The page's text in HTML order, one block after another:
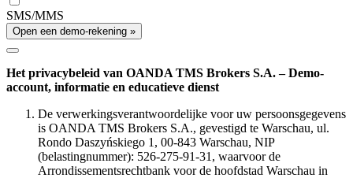
SMS/MMS
Open een demo-rekening »
Het privacybeleid van OANDA TMS Brokers S.A. – Demo-
account, informatie en educatieve dienst
De verwerkingsverantwoordelijke voor uw persoonsgegevens
is OANDA TMS Brokers S.A., gevestigd te Warschau, ul.
Rondo Daszyńskiego 1, 00-843 Warschau, NIP
(belastingnummer): 526-275-91-31, waarvoor de
Arrondissementsrechtbank voor de hoofdstad Warschau in